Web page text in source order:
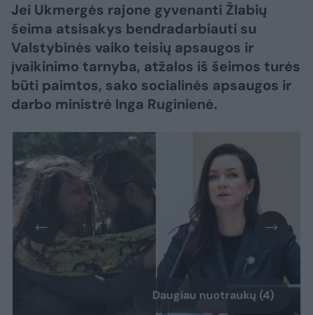
Jei Ukmergės rajone gyvenanti Žlabių
šeima atsisakys bendradarbiauti su
Valstybinės vaiko teisių apsaugos ir
įvaikinimo tarnyba, atžalos iš šeimos turės
būti paimtos, sako socialinės apsaugos ir
darbo ministrė Inga Ruginienė.
Daugiau nuotraukų (4)